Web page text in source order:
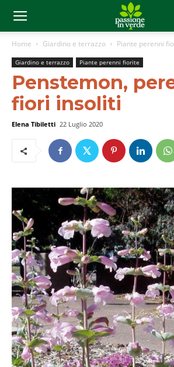
Home Giardino e terrazzo Piante perenni
Giardino e terrazzo Piante perenni fiorite
Penstemon,
fiori insoliti
Elena Tibiletti 22 Luglio 2020